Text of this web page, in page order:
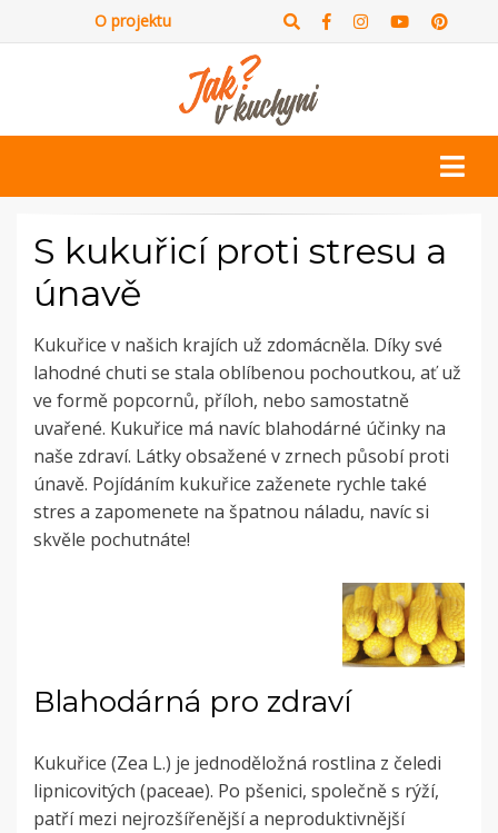
O projektu
S kukuřicí proti stresu a
únavě
Kukuřice v našich krajích už zdomácněla. Díky své
lahodné chuti se stala oblíbenou pochoutkou, ať už
ve formě popcornů, příloh, nebo samostatně
uvařené. Kukuřice má navíc blahodárné účinky na
naše zdraví. Látky obsažené v zrnech působí proti
únavě. Pojídáním kukuřice zaženete rychle také
stres a zapomenete na špatnou náladu, navíc si
skvěle pochutnáte!
Blahodárná pro zdraví
Kukuřice (Zea L.) je jednoděložná rostlina z čeledi
lipnicovitých (paceae). Po pšenici, společně s rýží,
patří mezi nejrozšířenější a neproduktivnější